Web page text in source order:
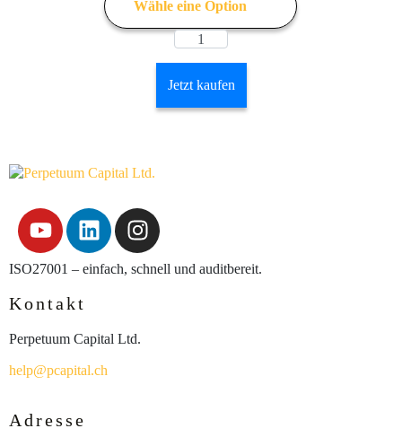
Jetzt kaufen
ISO27001 – einfach, schnell und auditbereit.
Kontakt
Perpetuum Capital Ltd.
help@pcapital.ch
Adresse